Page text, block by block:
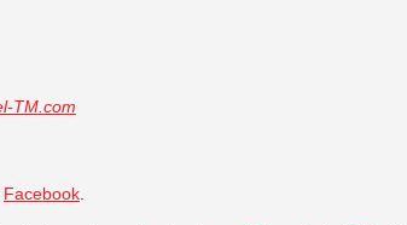
-TM com
Facebook